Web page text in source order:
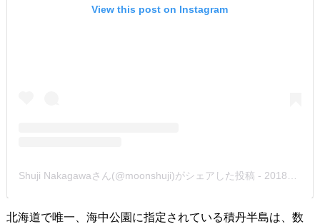
View this post on Instagram
Shuji Nakagawaさん(@moonshuji)がシェアした投稿 - 2018年 6月月26日午前4時46分PDT
北海道で唯一、海中公園に指定されている積丹半島は、数